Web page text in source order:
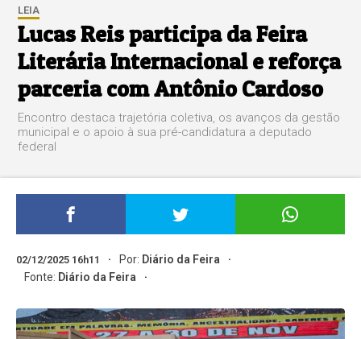
LEIA
Lucas Reis participa da Feira
Literária Internacional e reforça
parceria com Antônio Cardoso
Encontro destaca trajetória coletiva, os avanços da gestão
municipal e o apoio à sua pré-candidatura a deputado
federal
02/12/2025 16h11 Por: Diário da Feira
Fonte: Diário da Feira